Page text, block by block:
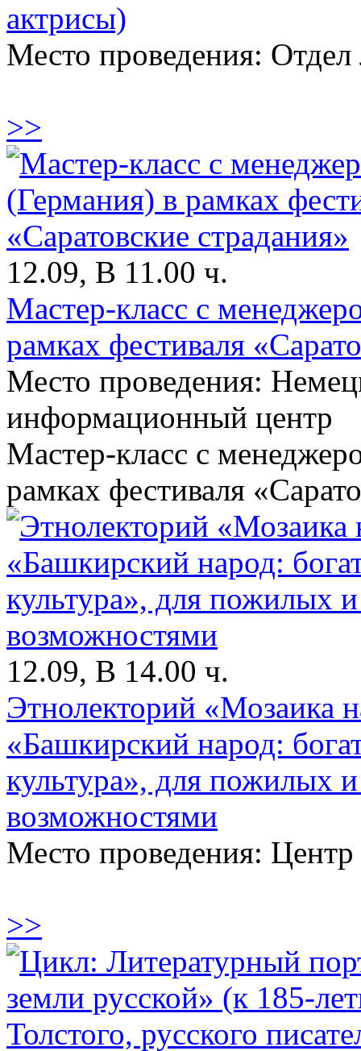
актрисы)
Место проведения: Отдел
>>
12.09, В 11.00 ч.
Мастер-класс с
рамках фестиваля
Место проведения:
информационный центр
Мастер-класс с
рамках фестиваля
12.09, В 14.00 ч.
Этнолекторий «Мозаика
«Башкирский народ:
культура», для пожилых
возможностями
Место проведения: Центр
>>